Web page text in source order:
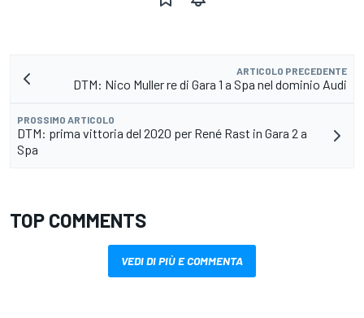
ARTICOLO PRECEDENTE
DTM: Nico Muller re di Gara 1 a Spa nel dominio Audi
PROSSIMO ARTICOLO
DTM: prima vittoria del 2020 per René Rast in Gara 2 a
Spa
TOP COMMENTS
VEDI DI PIÙ E COMMENTA